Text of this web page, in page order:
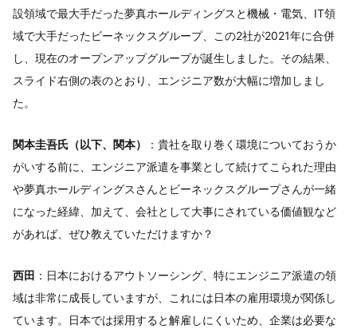
設領域で最大手だった夢真ホールディングスと機械・電気、IT領
域で大手だったビーネックスグループ、この2社が2021年に合併
し、現在のオープンアップグループが誕生しました。その結果、
スライド右側の表のとおり、エンジニア数が大幅に増加しまし
た。
関本圭吾氏（以下、関本）
：貴社を取り巻く環境についておうか
がいする前に、エンジニア派遣を事業として続けてこられた理由
や夢真ホールディングスさんとビーネックスグループさんが一緒
になった経緯、加えて、会社として大事にされている価値観など
があれば、ぜひ教えていただけますか？
西田 ：日本におけるアウトソーシング、特にエンジニア派遣の領
域は非常に成長していますが、これには日本の雇用環境が関係し
ています。日本では採用すると解雇しにくいため、企業は必要な